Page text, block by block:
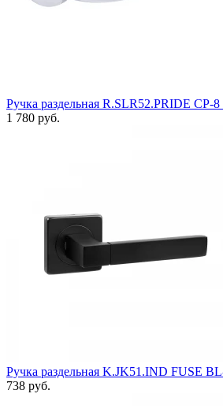
Ручка раздельная R.SLR52.PRIDE CP-
1 780 руб.
Ручка раздельная K.JK51.IND FUSE
738 руб.